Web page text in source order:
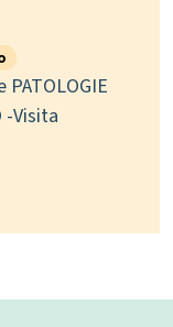
PATOLOGIE
-Visita